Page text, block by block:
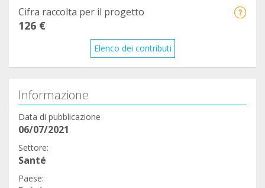
Cifra raccolta per il progetto
126 €
Elenco dei contributi
Informazione
Data di pubblicazione
06/07/2021
Settore:
Santé
Paese: